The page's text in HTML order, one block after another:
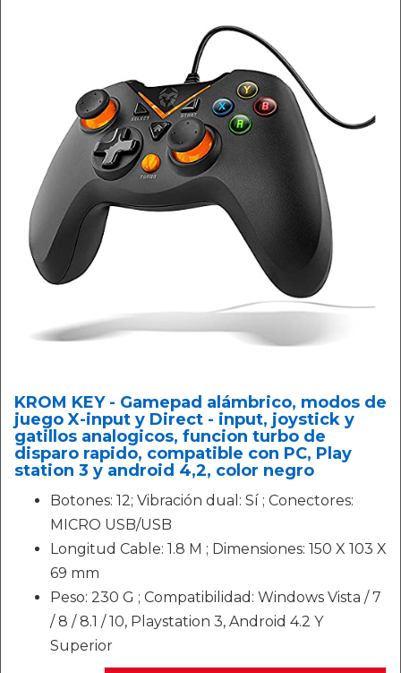
KROM KEY - Gamepad alámbrico, modos de
juego X-input y Direct - input, joystick y
gatillos analogicos, funcion turbo de
disparo rapido, compatible con PC, Play
station 3 y android 4,2, color negro
Botones: 12; Vibración dual: Sí ; Conectores:
MICRO USB/USB
Longitud Cable: 1.8 M ; Dimensiones: 150 X 103 X
69 mm
Peso: 230 G ; Compatibilidad: Windows Vista / 7
/ 8 / 8.1 / 10, Playstation 3, Android 4.2 Y
Superior